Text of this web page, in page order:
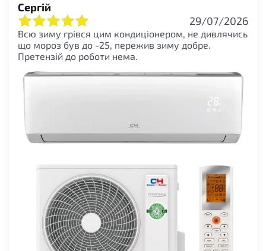
Сергій
29/07/2026
Всю зиму грівся цим кондиціонером, не дивлячись
що мороз був до -25, пережив зиму добре.
Претензій до роботи нема.